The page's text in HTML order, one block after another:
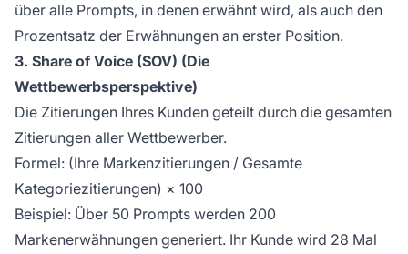
über alle Prompts, in denen erwähnt wird, als auch den
Prozentsatz der Erwähnungen an erster Position.
3. Share of Voice (SOV) (Die
Wettbewerbsperspektive)
Die Zitierungen Ihres Kunden geteilt durch die gesamten
Zitierungen aller Wettbewerber.
Formel: (Ihre Markenzitierungen / Gesamte
Kategoriezitierungen) × 100
Beispiel: Über 50 Prompts werden 200
Markenerwähnungen generiert. Ihr Kunde wird 28 Mal